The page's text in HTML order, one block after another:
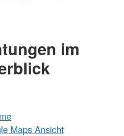
im
Maps Ansicht